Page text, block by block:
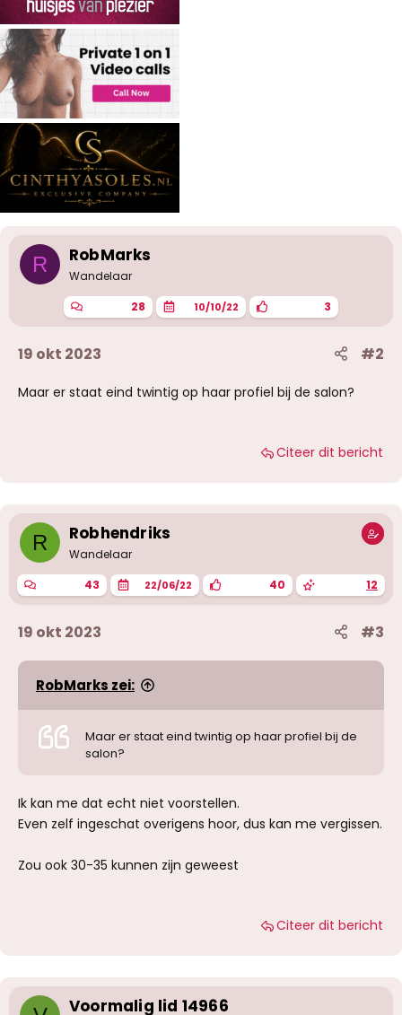
:
R RobMarks
Wandelaar
28 10/10/22 3
19 okt 2023 #2
Maar er staat eind twintig op haar profiel bij de salon?
Citeer dit bericht
R Robhendriks
Wandelaar
43 22/06/22 40 12
19 okt 2023 #3
RobMarks zei:
Maar er staat eind twintig op haar profiel bij de
salon?
Ik kan me dat echt niet voorstellen.
Even zelf ingeschat overigens hoor, dus kan me vergissen.
Zou ook 30-35 kunnen zijn geweest
Citeer dit bericht
Voormalig lid 14966